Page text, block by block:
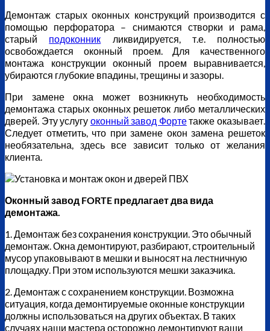
Демонтаж старых оконных конструкций производится с
помощью перфоратора – снимаются створки и рама,
старый подоконник ликвидируется, т.е. полностью
освобождается оконный проем. Для качественного
монтажа конструкции оконный проем выравнивается,
убираются глубокие впадины, трещины и зазоры.
При замене окна может возникнуть необходимость
демонтажа старых оконных решеток либо металлических
дверей. Эту услугу оконный завод Фортетакже оказывает.
Следует отметить, что при замене окон замена решеток
необязательна, здесь все зависит только от желания
клиента.
Оконный завод FORTE предлагает два вида
демонтажа.
1. Демонтаж без сохранения конструкции. Это обычный
демонтаж. Окна демонтируют, разбирают, строительный
мусор упаковывают в мешки и выносят на лестничную
площадку. При этом используются мешки заказчика.
2. Демонтаж с сохранением конструкции. Возможна
ситуация, когда демонтируемые оконные конструкции
должны использоваться на других объектах. В таких
случаях наши мастера осторожно демонтируют ваши